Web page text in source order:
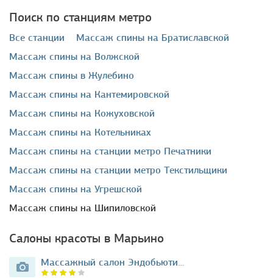
Поиск по станциям метро
Все станции
массаж спины на Братиславской
массаж спины на Волжской
массаж спины в Жулебино
массаж спины на Кантемировской
массаж спины на Кожуховской
массаж спины на Котельниках
массаж спины на станции метро Печатники
массаж спины на станции метро Текстильщики
массаж спины на Угрешской
массаж спины на Шипиловской
Салоны красоты в Марьино
Массажный салон Эндобьюти…